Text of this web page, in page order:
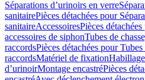
Séparations d’urinoirs en verre
sanitairePièces détachées pour
sanitaireAccessoiresPièces
accessoires de siphonTubes de
raccordsPièces détachées pour
raccordsMatériel de fixation
dʼurinoirMontage encastréPièces